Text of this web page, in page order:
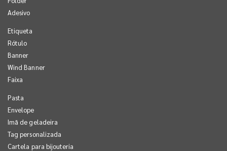
Adesivo
Etiqueta
Rótulo
Banner
Wind Banner
Faixa
Pasta
Envelope
Imã de geladeira
Tag personalizada
Cartela para bijouteria